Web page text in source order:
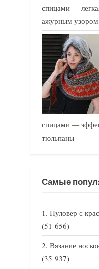
спицами —
ажурным узором
спицами —
тюльпаны
Самые
Пуловер с
(51 656)
Вязание
(35 937)